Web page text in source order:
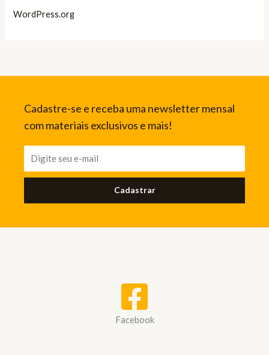
WordPress.org
Cadastre-se e receba uma newsletter mensal
com materiais exclusivos e mais!
Cadastrar
Facebook